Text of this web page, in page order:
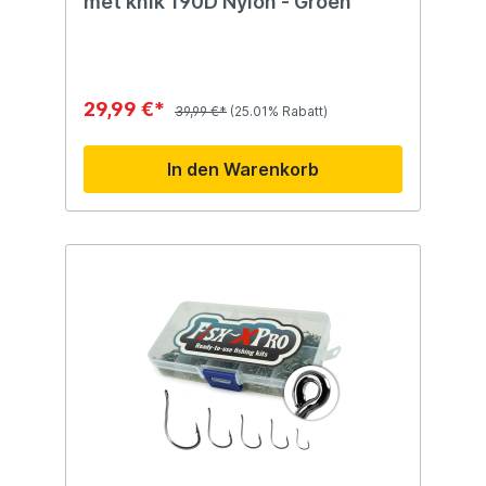
polypropyleen✅Kwaliteit van Rocktrail –
29,99 €* 39,99 €* (25.01% Rabatt)
In den Warenkorb